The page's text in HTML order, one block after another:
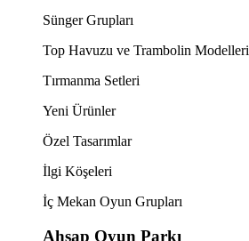
Sünger Grupları
Top Havuzu ve Trambolin Modelleri
Tırmanma Setleri
Yeni Ürünler
Özel Tasarımlar
İlgi Köşeleri
İç Mekan Oyun Grupları
Ahşap Oyun Parkı